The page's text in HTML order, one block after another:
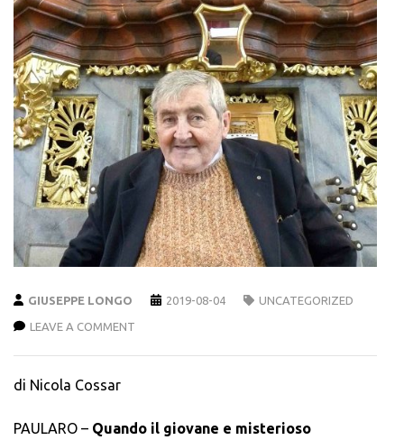
GIUSEPPE LONGO 2019-08-04 UNCATEGORIZED
LEAVE A COMMENT
di Nicola Cossar
PAULARO – Quando il giovane e misterioso